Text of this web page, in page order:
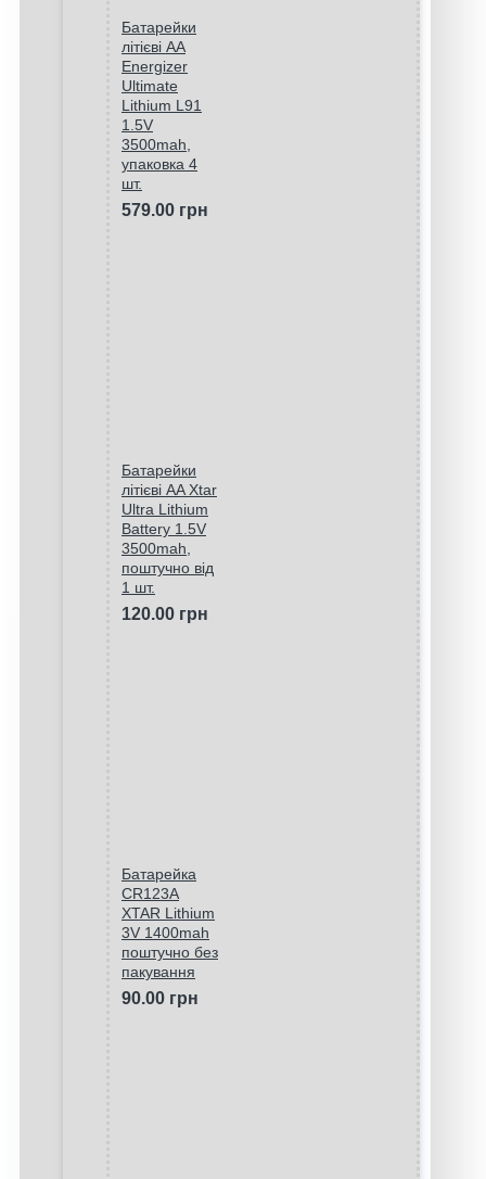
Батарейки
літієві AA
Energizer
Ultimate
Lithium L91
1.5V
3500mah,
упаковка 4
шт.
579.00 грн
Батарейки
літієві AA Xtar
Ultra Lithium
Battery 1.5V
3500mah,
поштучно від
1 шт.
120.00 грн
Батарейка
CR123A
XTAR Lithium
3V 1400mah
поштучно без
пакування
90.00 грн